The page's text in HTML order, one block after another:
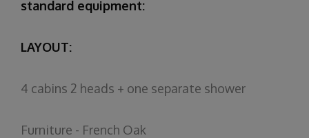
standard equipment:
LAYOUT:
4 cabins 2 heads + one separate shower
Furniture - French Oak